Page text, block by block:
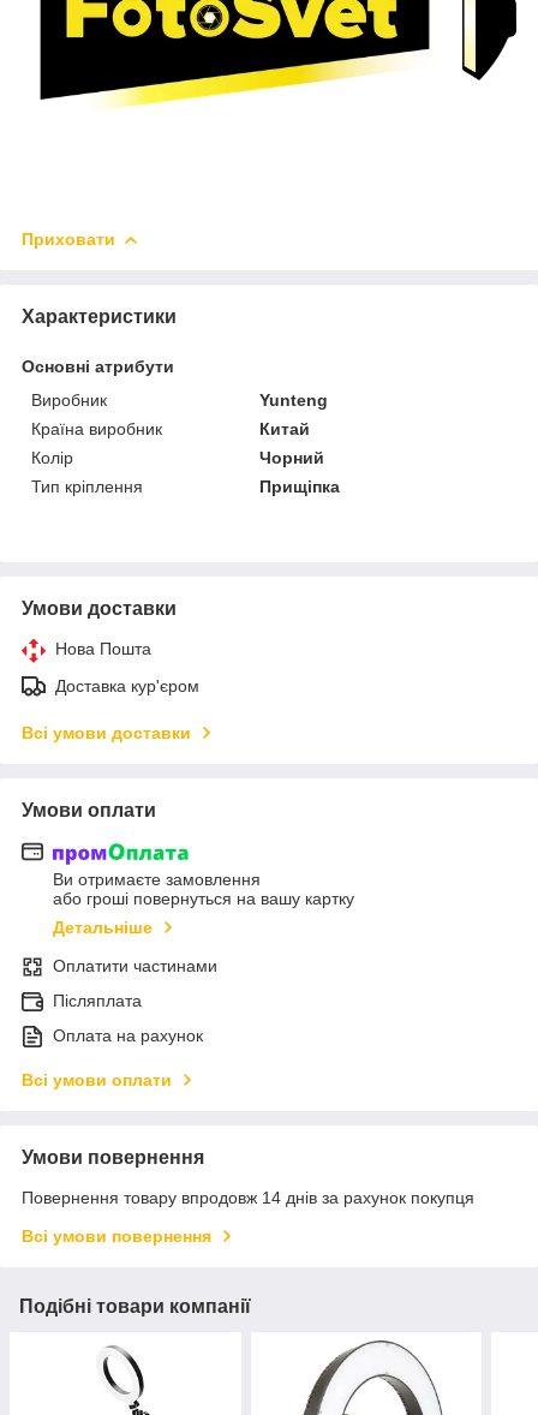
Приховати
Характеристики
Основні атрибути
Виробник
Yunteng
Країна виробник
Китай
Колір
Чорний
Тип кріплення
Прищіпка
Умови доставки
Нова Пошта
Доставка кур'єром
Всі умови доставки
Умови оплати
Ви отримаєте замовлення
або гроші повернуться на вашу картку
Детальніше
Оплатити частинами
Післяплата
Оплата на рахунок
Всі умови оплати
Умови повернення
Повернення товару впродовж 14 днів за рахунок покупця
Всі умови повернення
Подібні товари компанії